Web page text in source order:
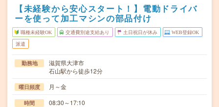
【未経験から安心スタート！】電動ドライバ
ーを使って加工マシンの部品付け
職種未経験OK 交通費別途支給あり 土日祝日が休み WEB登録OK
派遣
勤務地
滋賀県大津市
石山駅から徒歩12分
曜日頻度 月～金
時間 08:30～17:10